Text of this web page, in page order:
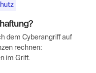
dem Cyberangriff auf
rechnen:
im Griff.